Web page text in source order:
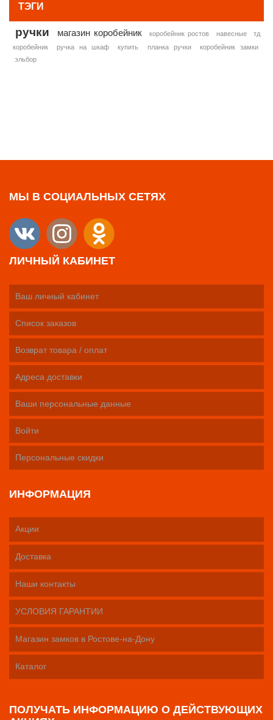
ТЭГИ
ручки магазин коробейник коробейник ростов навесные
тд
коробейник
ручка на шкаф купить планка ручки
коробейник замки
эльбор
МЫ В СОЦИАЛЬНЫХ СЕТЯХ
ЛИЧНЫЙ КАБИНЕТ
Ваш личный кабинет
Список заказов
Возврат товара / оплат
Адреса доставки
Ваши персональные данные
Войти
Персональные скидки
ИНФОРМАЦИЯ
Акции
Доставка
Наши контакты
УСЛОВИЯ ГАРАНТИИ
Магазин замков в Ростове-на-Дону
Каталог
ПОЛУЧАТЬ ИНФОРМАЦИЮ О ДЕЙСТВУЮЩИХ